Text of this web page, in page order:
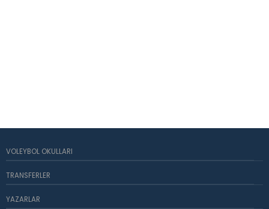
VOLEYBOL OKULLARI
TRANSFERLER
YAZARLAR